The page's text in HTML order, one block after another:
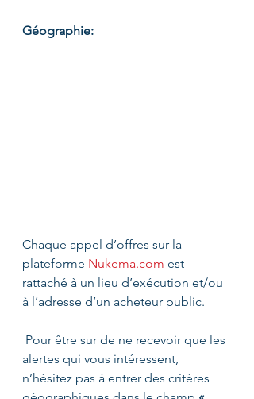
Géographie:
Chaque appel d’offres sur la
plateforme Nukema.com est
rattaché à un lieu d’exécution et/ou
à l’adresse d’un acheteur public.
alertes qui vous intéressent,
n’hésitez pas à entrer des critères